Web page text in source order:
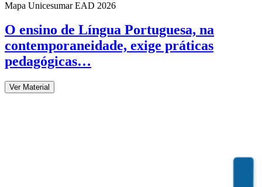
Mapa Unicesumar EAD 2026
O ensino de Língua Portuguesa, na
contemporaneidade, exige práticas
pedagógicas…
Ver Material